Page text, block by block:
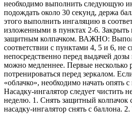
необходимо выполнить следующую
подождать около 30 секунд, держа
этого выполнить ингаляцию в
изложенными в пунктах 2-6. Закрыть
защитным колпачком. ВАЖНО:
соответствии с пунктами 4, 5 и 6, не
непосредственно перед выдачей дозы
можно медленнее. Первые несколько
потренироваться перед зеркалом.
«облачко», необходимо начать опять
Насадку-ингалятор следует чистить
неделю. 1. Снять защитный колпачок
насадку-ингалятор снять с баллона.